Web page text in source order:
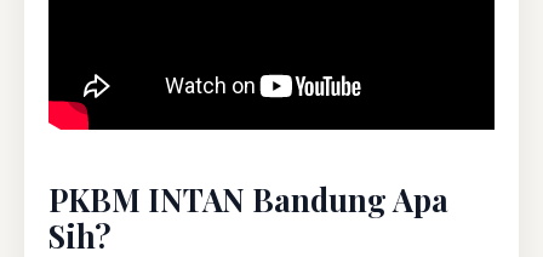
PKBM INTAN Bandung Apa
Sih?